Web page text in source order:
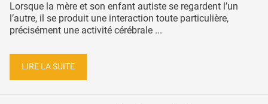
Lorsque la mère et son enfant autiste se regardent l’un
l’autre, il se produit une interaction toute particulière,
précisément une activité cérébrale ...
LIRE LA SUITE